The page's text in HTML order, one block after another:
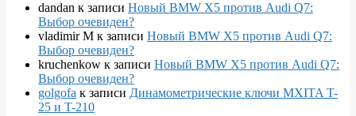
dandan к записи Новый BMW X5 против Audi Q7:
Выбор очевиден?
vladimir M к записи Новый BMW X5 против Audi Q7:
Выбор очевиден?
kruchenkow к записи Новый BMW X5 против Audi Q7:
Выбор очевиден?
golgofa к записи Динамометрические ключи MXITA T-
25 и T-210